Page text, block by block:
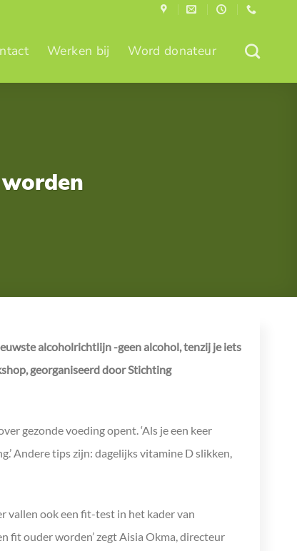
Werken bij Word donateur
alcoholrichtlijn -geen alcohol, tenzij je iets
georganiseerd door Stichting
gezonde voeding opent. ‘Als je een keer
Andere tips zijn: dagelijks vitamine D slikken,
vallen ook een fit-test in het kader van
fit ouder worden’ zegt Aisia Okma, directeur